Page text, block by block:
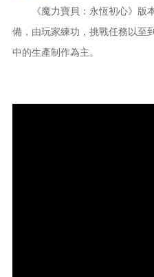
《魔力寶貝：永恆初心》版
備，由玩家練功，挑戰任務以至
中的生產制作為主。